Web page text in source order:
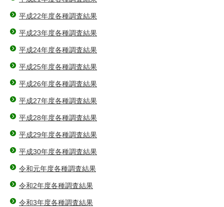
平成22年度各種調査結果
平成23年度各種調査結果
平成24年度各種調査結果
平成25年度各種調査結果
平成26年度各種調査結果
平成27年度各種調査結果
平成28年度各種調査結果
平成29年度各種調査結果
平成30年度各種調査結果
令和元年度各種調査結果
令和2年度各種調査結果
令和3年度各種調査結果